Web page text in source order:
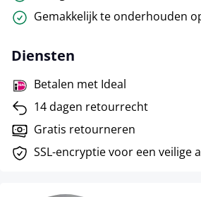
Gemakkelijk te onderhouden
Diensten
Betalen met Ideal
14 dagen retourrecht
Gratis retourneren
SSL-encryptie voor een veilige